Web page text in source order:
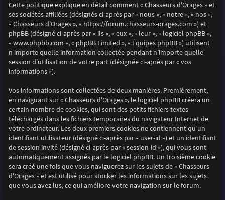
Cette politique explique en détail comment « Chasseurs d'Orages » et
ses sociétés affiliées (désignés ci-après par « nous », « notre », « nos »,
« Chasseurs d'Orages », « https://forum.chasseurs-orages.com ») et
phpBB (désigné ci-après par « ils », « eux », « leur », « logiciel phpBB »,
« www.phpbb.com », « phpBB Limited », « Équipes phpBB ») utilisent
n’importe quelle information collectée pendant n’importe quelle
session d’utilisation de votre part (désignée ci-après par « vos
informations »).
Vos informations sont collectées de deux manières. Premièrement,
en naviguant sur « Chasseurs d'Orages », le logiciel phpBB créera un
certain nombre de cookies, qui sont des petits fichiers textes
téléchargés dans les fichiers temporaires du navigateur Internet de
votre ordinateur. Les deux premiers cookies ne contiennent qu’un
identifiant utilisateur (désigné ci-après par « user-id ») et un identifiant
de session invité (désigné ci-après par « session-id »), qui vous sont
automatiquement assignés par le logiciel phpBB. Un troisième cookie
sera créé une fois que vous naviguerez sur les sujets de « Chasseurs
d'Orages » et est utilisé pour stocker les informations sur les sujets
que vous avez lus, ce qui améliore votre navigation sur le forum.